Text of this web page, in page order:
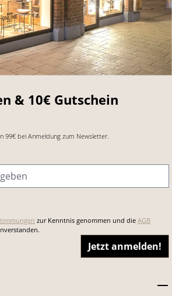
& 10€ Gutschein
99€ bei Anmeldung zum Newsletter.
zur Kenntnis genommen und die AGB
Jetzt anmelden!